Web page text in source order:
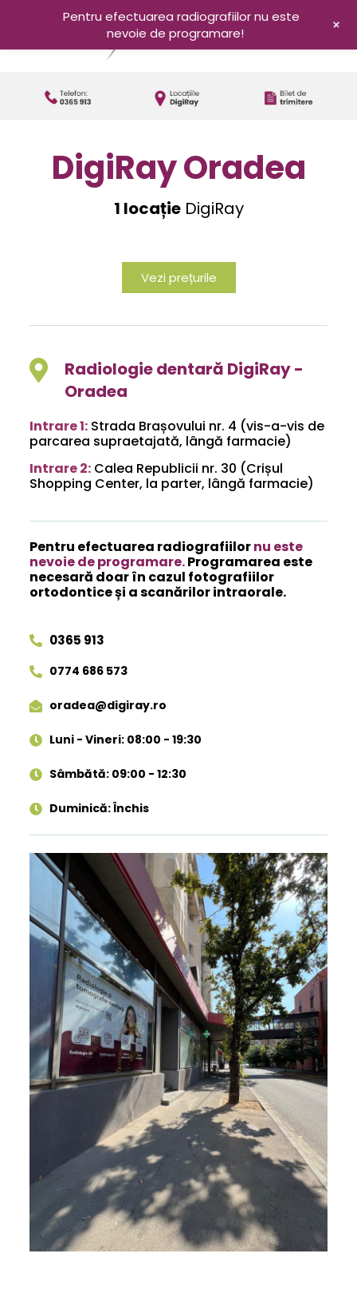
DigiRay Oradea
1 locațieDigiRay
Vezi prețurile
Radiologie dentară DigiRay -
Oradea
Intrare 1:Strada Brașovului nr. 4 (vis-a-vis de
parcarea supraetajată, lângă farmacie)
Intrare 2:Calea Republicii nr. 30 (Crișul
Shopping Center, la parter, lângă farmacie)
Pentru efectuarea radiografiilornu este
nevoie de programare.Programarea este
necesară doar în cazul fotografiilor
ortodontice și a scanărilor intraorale.
0365 913
0774 686 573
oradea@digiray.ro
Luni - Vineri: 08:00 - 19:30
Sâmbătă: 09:00 - 12:30
Duminică: Închis
Pentru efectuarea radiografiilor nu este
nevoie de programare!
+